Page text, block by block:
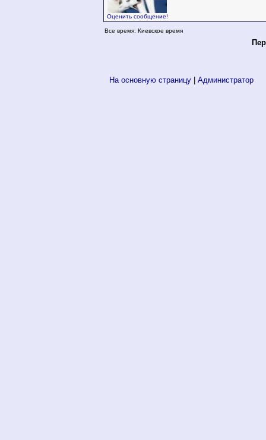
Оценить сообщение!
Все время: Киевское время
На основную страницу Администратор